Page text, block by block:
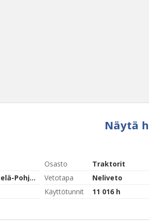
Näytä
Osasto
Traktorit
Seinäjoki, Etelä-Pohjanmaa Vetotapa
Neliveto
Käyttötunnit
11 016 h